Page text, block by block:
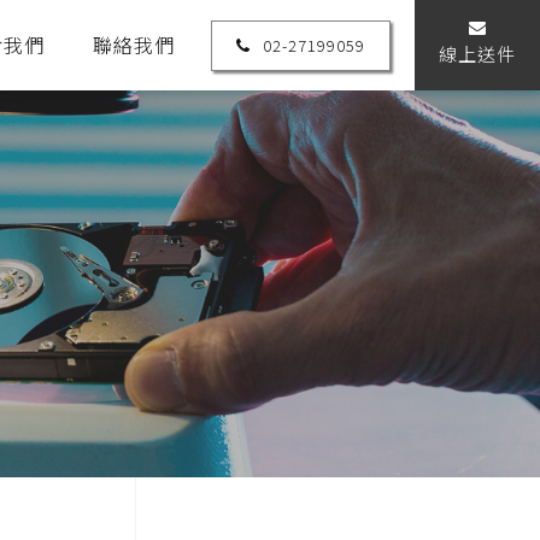
們 聯絡我們 02-27199059 線上送件